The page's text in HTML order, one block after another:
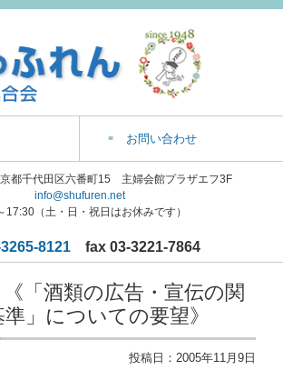
お問い合わせ
都千代田区六番町15 主婦会館プラザエフ3F
info@shufuren.net
17:30（土・日・祝日はお休みです）
8121fax 03-3221-7864
《「酒類の広告・宣伝の関
」についての要望》
投稿日： 2005年11月9日